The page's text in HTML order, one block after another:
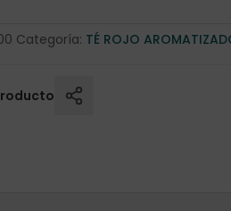
Categoría: TÉ ROJO